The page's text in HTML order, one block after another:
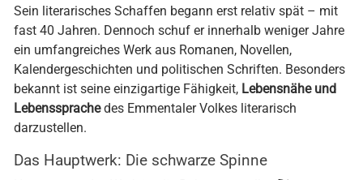
Sein literarisches Schaffen begann erst relativ spät – mit
fast 40 Jahren. Dennoch schuf er innerhalb weniger Jahre
ein umfangreiches Werk aus Romanen, Novellen,
Kalendergeschichten und politischen Schriften. Besonders
bekannt ist seine einzigartige Fähigkeit, Lebensnähe und
Lebenssprachedes Emmentaler Volkes literarisch
darzustellen.
Das Hauptwerk: Die schwarze Spinne